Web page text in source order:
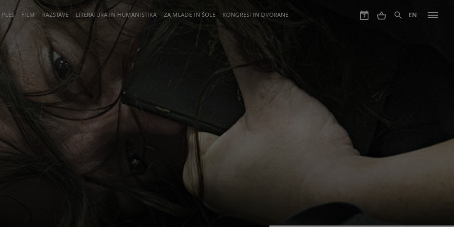
FILM RAZSTAVE LITERATURA IN HUMANISTIKA ZA MLADE IN ŠOLE KONGRESI IN DVORANE 7 EN